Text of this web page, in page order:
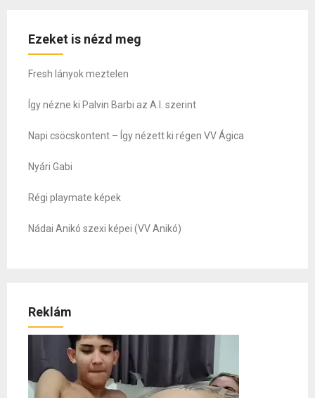
Ezeket is nézd meg
Fresh lányok meztelen
Így nézne ki Palvin Barbi az A.I. szerint
Napi csöcskontent – Így nézett ki régen VV Ágica
Nyári Gabi
Régi playmate képek
Nádai Anikó szexi képei (VV Anikó)
Reklám